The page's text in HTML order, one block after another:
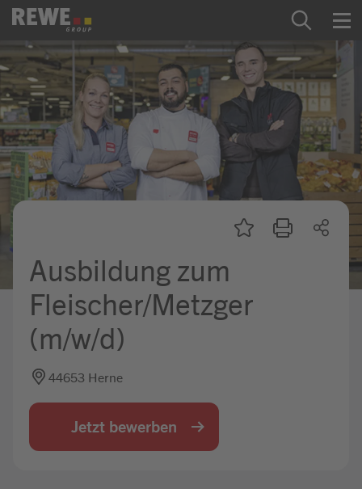
Zum Inhalt springen
Startseite
REWE Group als Arbeitgeber
Ausbildung & Studium
Praktikum & Werkstudium
Mein Kandidat:innenprofil
Ausbildung zum
Fleischer/Metzger
(m/w/d)
44653 Herne
Jetzt bewerben